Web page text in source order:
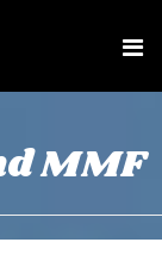
e
MMF